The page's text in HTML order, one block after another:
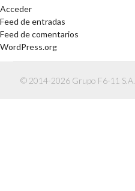
Acceder
Feed de entradas
Feed de comentarios
WordPress.org
© 2014-2026 Grupo F6-11 S.A.